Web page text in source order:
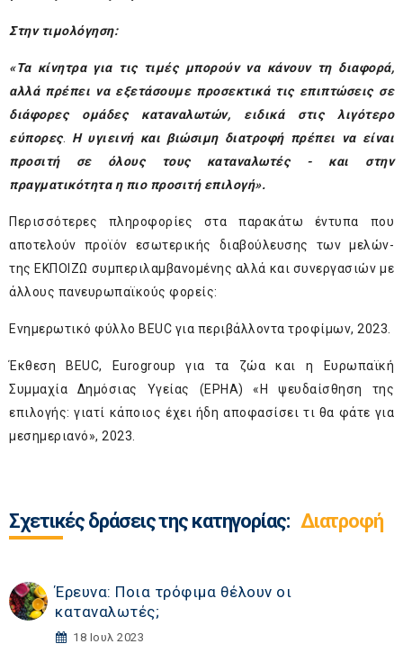
Στην τιμολόγηση:
«Τα κίνητρα για τις τιμές μπορούν να κάνουν τη διαφορά,
αλλά πρέπει να εξετάσουμε προσεκτικά τις επιπτώσεις σε
διάφορες ομάδες καταναλωτών, ειδικά στις λιγότερο
εύπορες. Η υγιεινή και βιώσιμη διατροφή πρέπει να είναι
προσιτή σε όλους τους καταναλωτές - και στην
πραγματικότητα η πιο προσιτή επιλογή».
Περισσότερες πληροφορίες στα παρακάτω έντυπα που
αποτελούν προϊόν εσωτερικής διαβούλευσης των μελών-
της ΕΚΠΟΙΖΩ συμπεριλαμβανομένης αλλά και συνεργασιών με
άλλους πανευρωπαϊκούς φορείς:
Ενημερωτικό φύλλο BEUC για περιβάλλοντα τροφίμων, 2023.
Έκθεση BEUC, Eurogroup για τα ζώα και η Ευρωπαϊκή
Συμμαχία Δημόσιας Υγείας (EPHA) « Η ψευδαίσθηση της
επιλογής: γιατί κάποιος έχει ήδη αποφασίσει τι θα φάτε για
μεσημεριανό», 2023.
Σχετικές δράσεις της κατηγορίας: Διατροφή
Έρευνα: Ποια τρόφιμα θέλουν οι
καταναλωτές;
18 Ιουλ 2023